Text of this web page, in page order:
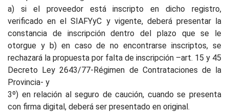
a) si el proveedor está inscripto en dicho registro,
verificado en el SIAFYyC y vigente, deberá presentar la
constancia de inscripción dentro del plazo que se le
otorgue y b) en caso de no encontrarse inscriptos, se
rechazará la propuesta por falta de inscripción –art. 15 y 45
Decreto Ley 2643/77-Régimen de Contrataciones de la
Provincia- y
3º) en relación al seguro de caución, cuando se presenta
con firma digital, deberá ser presentado en original.